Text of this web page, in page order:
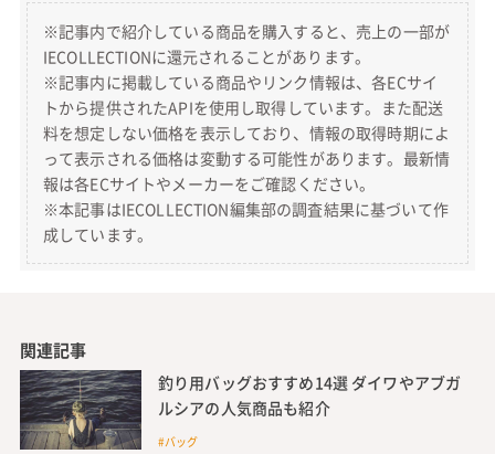
※記事内で紹介している商品を購入すると、売上の一部が
IECOLLECTIONに還元されることがあります。
※記事内に掲載している商品やリンク情報は、各ECサイ
トから提供されたAPIを使用し取得しています。また配送
料を想定しない価格を表示しており、情報の取得時期によ
って表示される価格は変動する可能性があります。最新情
報は各ECサイトやメーカーをご確認ください。
※本記事はIECOLLECTION編集部の調査結果に基づいて作
成しています。
関連記事
釣り用バッグおすすめ14選 ダイワやアブガ
ルシアの人気商品も紹介
#バッグ